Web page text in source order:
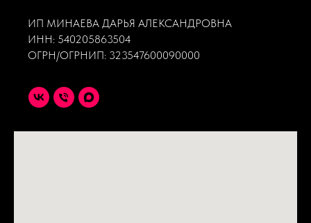
ИП МИНАЕВА ДАРЬЯ АЛЕКСАНДРОВНА
ИНН: 540205863504
ОГРН/ОГРНИП: 323547600090000